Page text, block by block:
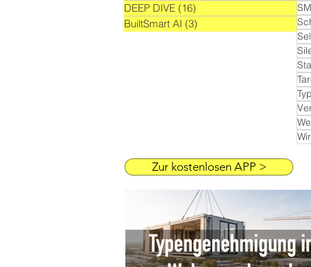
DEEP DIVE (16)
BuiltSmart AI (3)
Zur kostenlosen APP >